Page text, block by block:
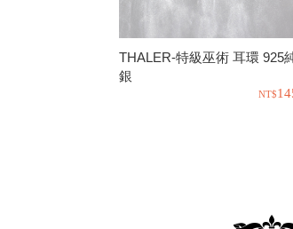
THALER-特級巫術 耳環 925
銀